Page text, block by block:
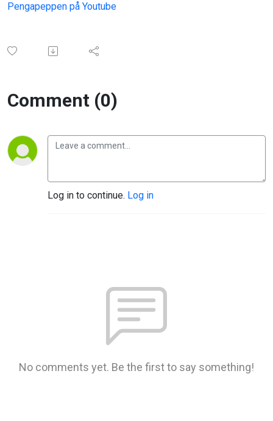
Pengapeppen på Youtube
Comment (0)
Log in to continue. Log in
No comments yet. Be the first to say something!